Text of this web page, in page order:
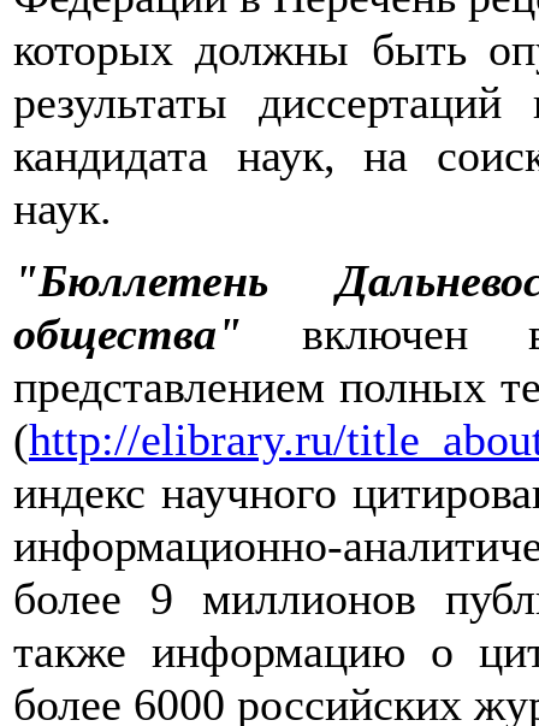
которых должны быть
результаты
кандидата наук, на
наук.
"Бюллетень
общества" включен
представлением полных
(http://elibrary.ru/
индекс научного
информационно-
более 9 миллионов
также информацию о
более 6000 российских